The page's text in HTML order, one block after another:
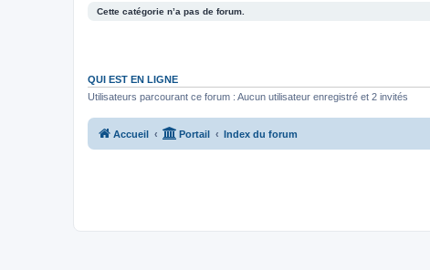
Cette catégorie n’a pas de forum.
QUI EST EN LIGNE
Utilisateurs parcourant ce forum : Aucun utilisateur enregistré et 2 invités
Accueil Portail Index du forum